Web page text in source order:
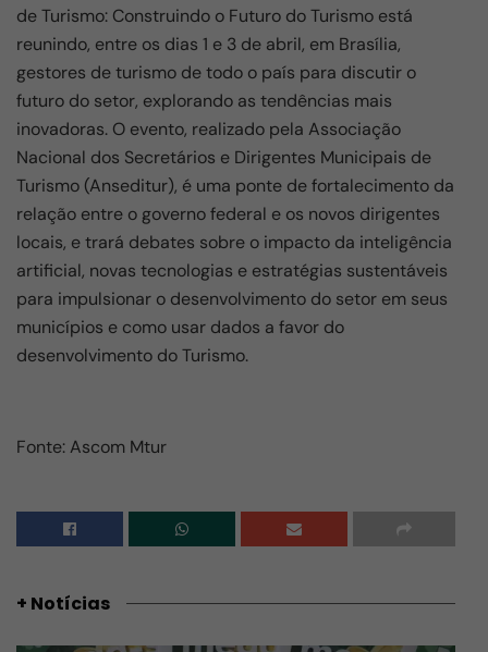
de Turismo: Construindo o Futuro do Turismo está
reunindo, entre os dias 1 e 3 de abril, em Brasília,
gestores de turismo de todo o país para discutir o
futuro do setor, explorando as tendências mais
inovadoras. O evento, realizado pela Associação
Nacional dos Secretários e Dirigentes Municipais de
Turismo (Anseditur), é uma ponte de fortalecimento da
relação entre o governo federal e os novos dirigentes
locais, e trará debates sobre o impacto da inteligência
artificial, novas tecnologias e estratégias sustentáveis
para impulsionar o desenvolvimento do setor em seus
municípios e como usar dados a favor do
desenvolvimento do Turismo.
Fonte: Ascom Mtur
+ Notícias